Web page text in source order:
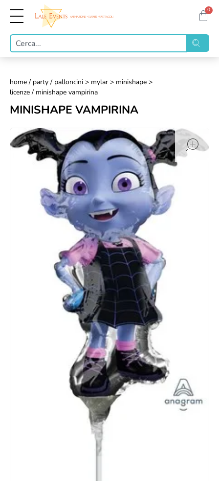
0
home / party / palloncini > mylar > minishape >
licenze / minishape vampirina
MINISHAPE VAMPIRINA